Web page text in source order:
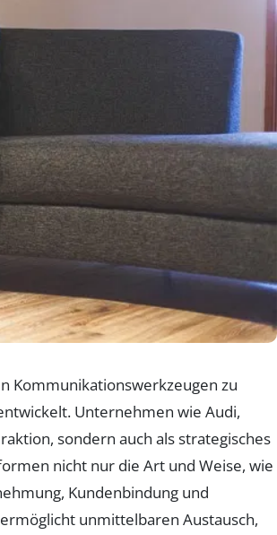
Kommunikationswerkzeugen zu
Unternehmen wie Audi,
sondern auch als strategisches
nicht nur die Art und Weise, wie
Kundenbindung und
unmittelbaren Austausch,